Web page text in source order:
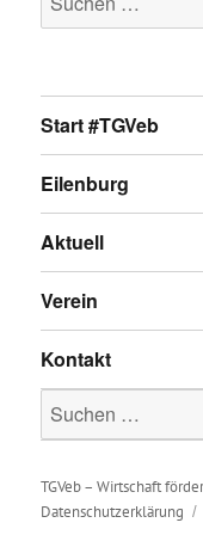
nach:
Start #TGVeb
Eilenburg
Aktuell
Verein
Kontakt
Suche
nach:
TGVeb – Wirtschaft
Datenschutzerklärung